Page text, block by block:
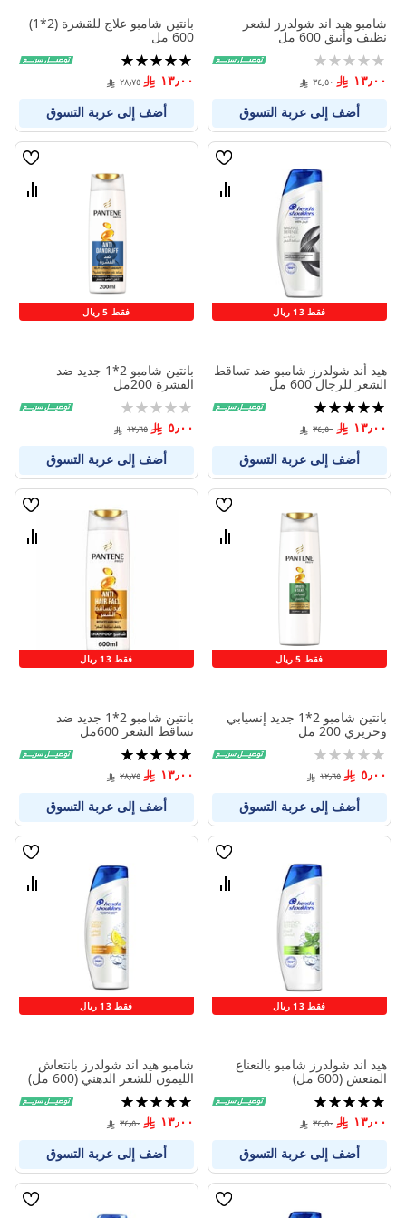
شامبو هيد اند شولدرز لشعر
نظيف وأنيق 600 مل
Rating:
١٣٫٠٠ ٣٤٫٥٠
أضف إلى عربة التسوق
بانتين شامبو علاج للقشرة (2*1)
600 مل
تقييم:
100%
١٣٫٠٠ ٢٨٫٧٥
أضف إلى عربة التسوق
فقط 13 ريال
قائمة
قارن
هيد أند شولدرز شامبو ضد تساقط
الشعر للرجال 600 مل
تقييم:
100%
١٣٫٠٠ ٣٤٫٥٠
أضف إلى عربة التسوق
فقط 5 ريال
قائمة
قارن
بانتين شامبو 2*1 جديد ضد
القشرة 200مل
Rating:
٥٫٠٠ ١٢٫٦٥
أضف إلى عربة التسوق
فقط 5 ريال
قائمة
قارن
بانتين شامبو 2*1 جديد إنسيابي
وحريري 200 مل
Rating:
٥٫٠٠ ١٢٫٦٥
أضف إلى عربة التسوق
فقط 13 ريال
قائمة
قارن
بانتين شامبو 2*1 جديد ضد
تساقط الشعر 600مل
تقييم:
100%
١٣٫٠٠ ٢٨٫٧٥
أضف إلى عربة التسوق
فقط 13 ريال
قائمة
قارن
هيد اند شولدرز شامبو بالنعناع
المنعش (600 مل)
تقييم:
100%
١٣٫٠٠ ٣٤٫٥٠
أضف إلى عربة التسوق
فقط 13 ريال
قائمة
قارن
شامبو هيد اند شولدرز بانتعاش
الليمون للشعر الدهني (600 مل)
تقييم:
100%
١٣٫٠٠ ٣٤٫٥٠
أضف إلى عربة التسوق
قائمة
قائمة